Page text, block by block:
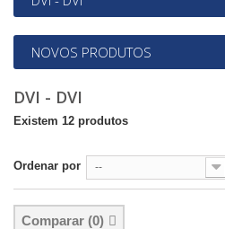
NOVOS PRODUTOS
DVI - DVI
Existem 12 produtos
Ordenar por --
Comparar (0)